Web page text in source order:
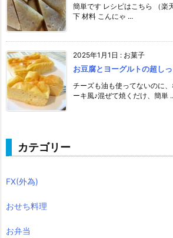
簡単です レシピはこちら （楽
下 材料 こんにゃ ...
2025年1月1日 : お菓子
お豆腐とヨーグルトの超し
チーズも油も使ってないのに
ーキ風♪混ぜて焼くだけ、簡単
カテゴリー
FX(外為)
おせち料理
お弁当